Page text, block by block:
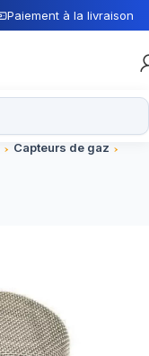
Paiement à la livraison
Capteurs de gaz